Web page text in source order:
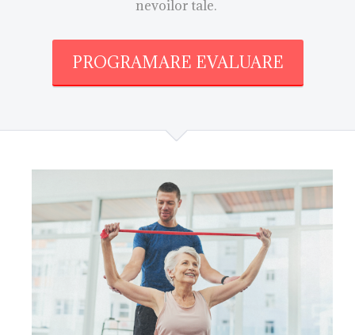
nevoilor tale.
PROGRAMARE EVALUARE